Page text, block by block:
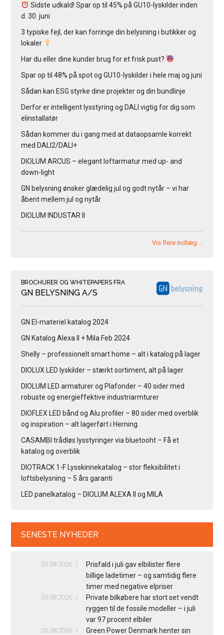
Sidste udkald! Spar op til 45% på GU10-lyskilder inden
d. 30. juni
3 typiske fejl, der kan forringe din belysning i butikker og
lokaler
Har du eller dine kunder brug for et frisk pust?
Spar op til 48% på spot og GU10-lyskilder i hele maj og juni
Sådan kan ESG styrke dine projekter og din bundlinje
Derfor er intelligent lysstyring og DALI vigtig for dig som
elinstallatør
Sådan kommer du i gang med at dataopsamle korrekt
med DALI2/DALI+
DIOLUM ARCUS – elegant loftarmatur med up- and
down-light
GN belysning ønsker glædelig jul og godt nytår – vi har
åbent mellem jul og nytår
DIOLUM INDUSTAR II
Vis flere indlæg …
BROCHURER OG WHITEPAPERS FRA
GN BELYSNING A/S
GN El-materiel katalog 2024
GN Katalog Alexa II + Mila Feb 2024
Shelly – professionelt smart home – alt i katalog på lager
DIOLUX LED lyskilder – stærkt sortiment, alt på lager
DIOLUM LED armaturer og Plafonder – 40 sider med
robuste og energieffektive industriarmturer
DIOFLEX LED bånd og Alu profiler – 80 sider med overblik
og inspiration – alt lagerført i Herning.
CASAMBI trådløs lysstyringer via bluetooht – Få et
katalog og overblik
DIOTRACK 1-F Lysskinnekatalog – stor fleksibilitet i
loftsbelysning – 5 års garanti
LED panelkatalog – DIOLUM ALEXA II og MILA
SENESTE NYHEDER
05.08.2026
Prisfald i juli gav elbilister flere
billige ladetimer – og samtidig flere
timer med negative elpriser
05.08.2026
Private bilkøbere har stort set vendt
ryggen til de fossile modeller – i juli
var 97 procent elbiler
05.08.2026
Green Power Denmark henter sin